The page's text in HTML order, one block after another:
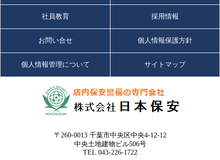
社員教育 採用情報
お問い合せ 個人情報保護方針
個人情報管理について サイトマップ
〒260-0013 千葉市中央区中央4-12-12
中央土地建物ビル506号
TEL.043-226-1722